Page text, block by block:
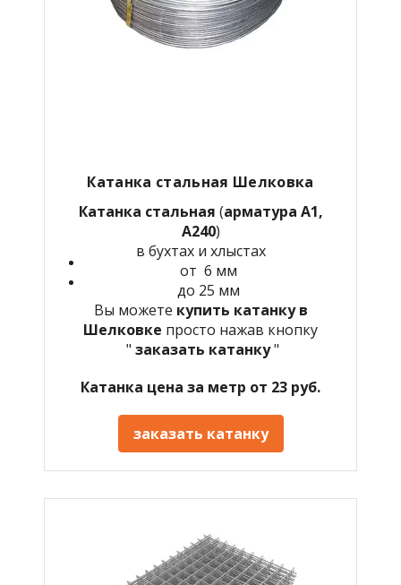
Катанка стальная Шелковка
Катанка стальная (арматура А1,
А240)
в бухтах и хлыстах
от 6 мм
до 25 мм
Вы можете купить катанку в
Шелковке просто нажав кнопку
" заказать катанку"
Катанка цена за метр от 23 руб.
заказать катанку